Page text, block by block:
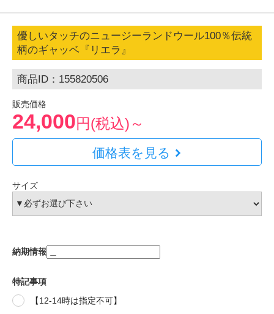
優しいタッチのニュージーランドウール100％伝統
柄のギャッベ『リエラ』
商品ID：155820506
販売価格
24,000円(税込)～
価格表を見る
サイズ
納期情報
特記事項
【12-14時は指定不可】